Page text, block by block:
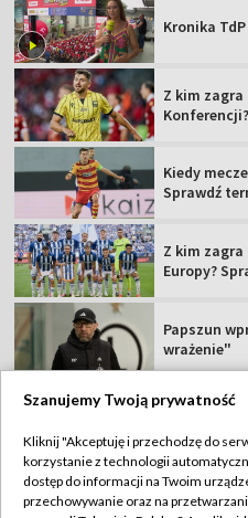
Kronika
Z kim zagra
Kiedy
Sprawdź
Z kim zagra
Europy?
Papszun
wrażenie"
Szanujemy Twoją prywatność
Kliknij "Akceptuję i przechodzę do
korzystanie z technologii
dostęp do informacji na Twoim
przechowywanie oraz na